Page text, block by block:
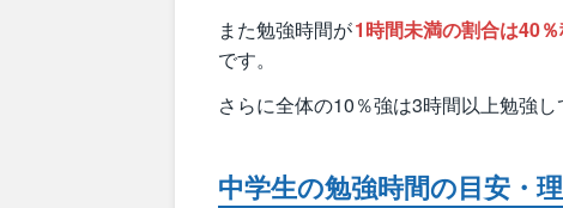
また勉強時間が1時間未満の割合は40
です。
さらに全体の10％強は3時間以上勉強
中学生の勉強時間の目安・